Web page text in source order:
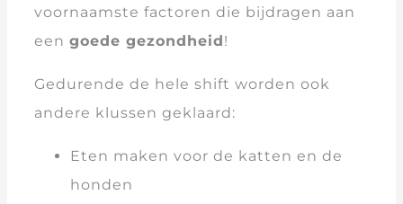
voornaamste factoren die bijdragen aan
een goede gezondheid!
Gedurende de hele shift worden ook
andere klussen geklaard:
Eten maken voor de katten en de
honden